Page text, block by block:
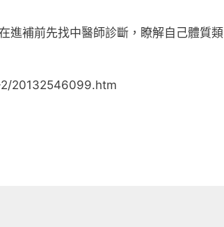
補前先找中醫師診斷，瞭解自己體質類
20132546099.htm